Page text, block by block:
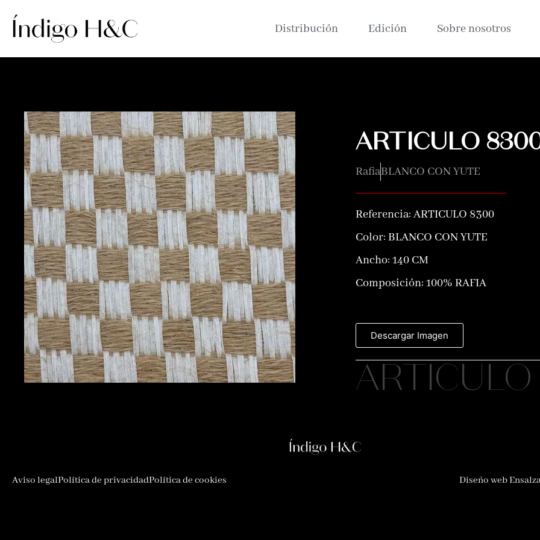
Distribución Edición Sobre nosotros
ARTICULO
RafiaBLANCO CON YUTE
Referencia: ARTICULO 8300
Color: BLANCO CON YUTE
Ancho: 140 CM
Composición: 100% RAFIA
Descargar Imagen
Aviso legalPolítica de privacidadPolítica de cookies Diseño web